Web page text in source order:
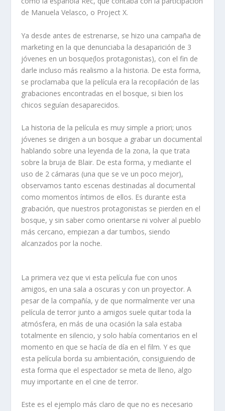
de Manuela Velasco, o Project X.
Ya desde antes de estrenarse, se hizo una campaña de
marketing en la que denunciaba la desaparición de 3
jóvenes en un bosque(los protagonistas), con el fin de
darle incluso más realismo a la historia. De esta forma,
se proclamaba que la película era la recopilación de las
grabaciones encontradas en el bosque, si bien los
chicos seguían desaparecidos.
La historia de la película es muy simple a priori; unos
jóvenes se dirigen a un bosque a grabar un documental
hablando sobre una leyenda de la zona, la que trata
sobre la bruja de Blair. De esta forma, y mediante el
uso de 2 cámaras (una que se ve un poco mejor),
observamos tanto escenas destinadas al documental
como momentos íntimos de ellos. Es durante esta
grabación, que nuestros protagonistas se pierden en el
bosque, y sin saber como orientarse ni volver al pueblo
más cercano, empiezan a dar tumbos, siendo
alcanzados por la noche.
La primera vez que vi esta película fue con unos
amigos, en una sala a oscuras y con un proyector. A
pesar de la compañía, y de que normalmente ver una
película de terror junto a amigos suele quitar toda la
atmósfera, en más de una ocasión la sala estaba
totalmente en silencio, y solo había comentarios en el
momento en que se hacía de día en el film. Y es que
esta película borda su ambientación, consiguiendo de
esta forma que el espectador se meta de lleno, algo
muy importante en el cine de terror.
Este es el ejemplo más claro de que no es necesario